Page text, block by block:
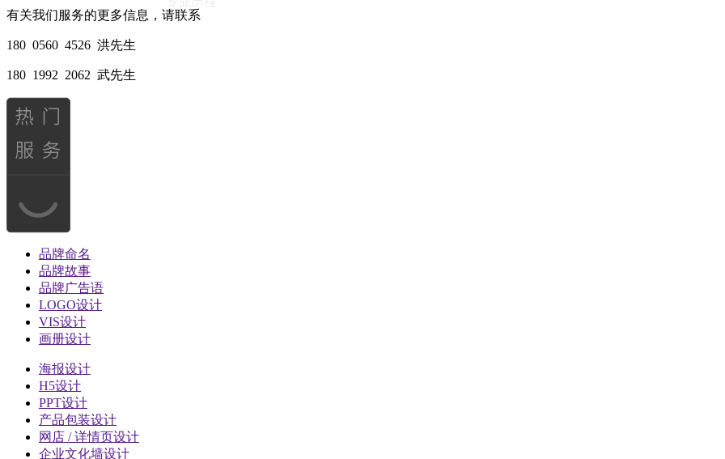
有关我们服务的更多信息，请联系
180 0560 4526 洪先生
180 1992 2062 武先生
品牌命名
品牌故事
品牌广告语
LOGO设计
VIS设计
画册设计
海报设计
H5设计
PPT设计
产品包装设计
网店 / 详情页设计
企业文化墙设计